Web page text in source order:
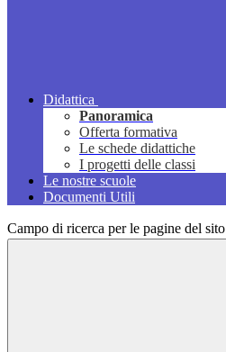
Didattica
Panoramica
Offerta formativa
Le schede didattiche
I progetti delle classi
Le nostre scuole
Documenti Utili
Campo di ricerca per le pagine del sito